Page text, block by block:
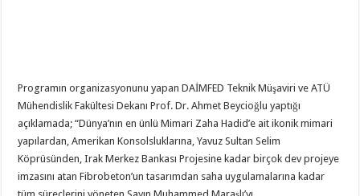
Programın organizasyonunu yapan DAİMFED Teknik Müşaviri ve ATÜ
Mühendislik Fakültesi Dekanı Prof. Dr. Ahmet Beycioğlu yaptığı
açıklamada; “Dünya’nın en ünlü Mimari Zaha Hadid’e ait ikonik mimari
yapılardan, Amerikan Konsolsluklarına, Yavuz Sultan Selim
Köprüsünden, Irak Merkez Bankası Projesine kadar birçok dev projeye
imzasını atan Fibrobeton’un tasarımdan saha uygulamalarına kadar